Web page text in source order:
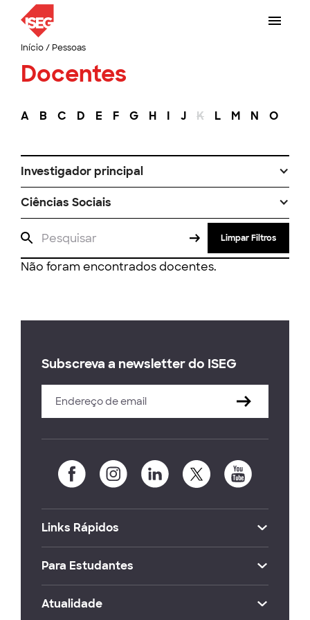
Início/ Pessoas
Docentes
A B C D E F G H I J K L M N O
Investigador principal
Ciências Sociais
Limpar Filtros
Não foram encontrados docentes.
Subscreva a newsletter do ISEG
Links Rápidos
Para Estudantes
Atualidade